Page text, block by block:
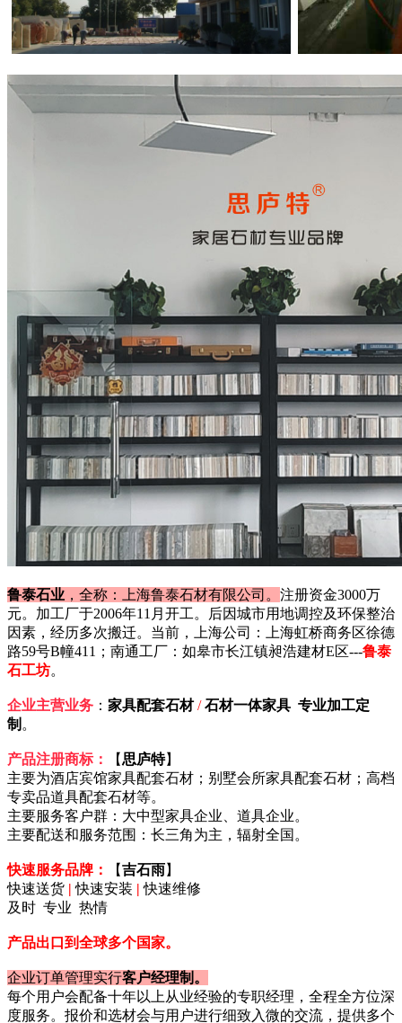
鲁泰石业 ，全称：上海鲁泰石材有限公司。 注册资金3000万
元。加工厂于2006年11月开工。后因城市用地调控及环保整治
因素，经历多次搬迁。当前，上海公司：上海虹桥商务区徐德
路59号B幢411；南通工厂：如皋市长江镇昶浩建材E区---鲁泰
石工坊。
企业主营业务 ： 家具配套石材 / 石材一体家具 专业加工定
制 。
产品注册商标： 【思庐特】
主要为酒店宾馆家具配套石材；别墅会所家具配套石材；高档
专卖品道具配套石材等。
主要服务客户群：大中型家具企业、道具企业。
主要配送和服务范围：长三角为主，辐射全国。
快速服务品牌： 【吉石雨】
快速送货 | 快速安装 | 快速维修
及时 专业 热情
产品出口到全球多个国家。
企业订单管理实行客户经理制。
每个用户会配备十年以上从业经验的专职经理，全程全方位深
度服务。报价和选材会与用户进行细致入微的交流，提供多个